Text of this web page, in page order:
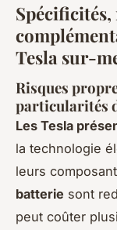
Tesla sur-
Risques
particularités
Les Tesla
la technologie
leurs
batterie sont
peut coûter